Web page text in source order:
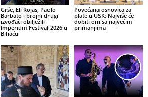
Grše, Eli Rojas, Paolo
Barbato i brojni drugi
izvođači obilježili
Imperium Festival 2026 u
Bihaću
Povećana osnovica za
plate u USK: Najviše će
dobiti oni sa najvećim
primanjima